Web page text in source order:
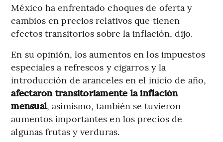
México ha enfrentado choques de oferta y
cambios en precios relativos que tienen
efectos transitorios sobre la inflación, dijo.
En su opinión, los aumentos en los impuestos
especiales a refrescos y cigarros y la
introducción de aranceles en el inicio de año,
afectaron transitoriamente la inflación
mensual, asimismo, también se tuvieron
aumentos importantes en los precios de
algunas frutas y verduras.